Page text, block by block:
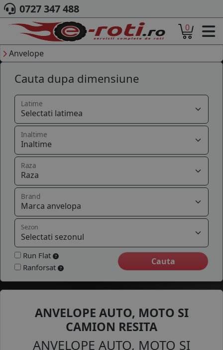
ACASA
ANVELOPE
AUTO
AGROINDUSTRIALE
CAUTARE DUPA
MARCA AUTO
B2B - COLABORARE COMPANII
CONT
CONTACT
COS (0 PRODUSE
0727 347 488
0
Anvelope
Cauta dupa dimensiune
Latime
Inaltime
Raza
Brand
Sezon
Run Flat
Ranforsat
ANVELOPE AUTO, MOTO SI
CAMION RESITA
ANVELOPE AUTO, MOTO ȘI